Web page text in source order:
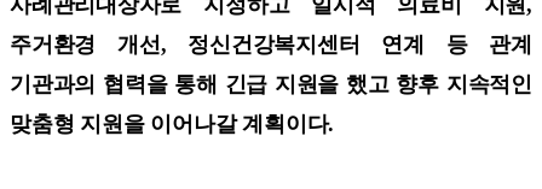
주거환경 개선, 정신건강복지센터 연계 등 관계
기관과의 협력을 통해 긴급 지원을 했고 향후 지속적인
맞춤형 지원을 이어나갈 계획이다.